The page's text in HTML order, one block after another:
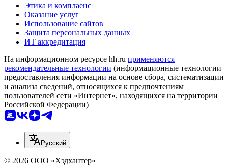
Этика и комплаенс
Оказание услуг
Использование сайтов
Защита персональных данных
ИТ аккредитация
На информационном ресурсе hh.ru применяются
рекомендательные технологии (информационные технологии
предоставления информации на основе сбора, систематизации
и анализа сведений, относящихся к предпочтениям
пользователей сети «Интернет», находящихся на территории
Российской Федерации)
Русский
© 2026 ООО «Хэдхантер»